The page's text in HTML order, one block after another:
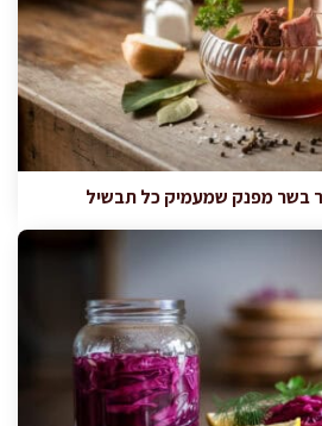
בשר מפנק שמעמיק כל תבשיל